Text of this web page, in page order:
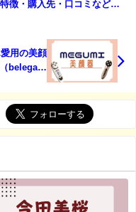
徴・購入先・口コミなどま
用の美顔
belega・